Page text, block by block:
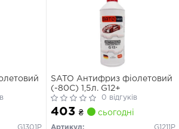
G1301P
SATO Антифриз фіолетовий
(-80С) 1,5л. G12+
0 відгуків
403 ₴ сьогодні
Артикул:
G1211P